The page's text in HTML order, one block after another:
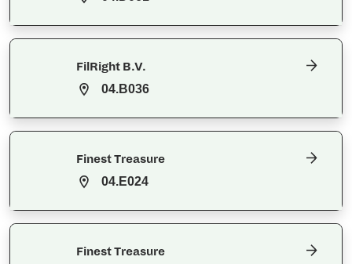
FilRight B.V.
04.B036
Finest Treasure
04.E024
Finest Treasure